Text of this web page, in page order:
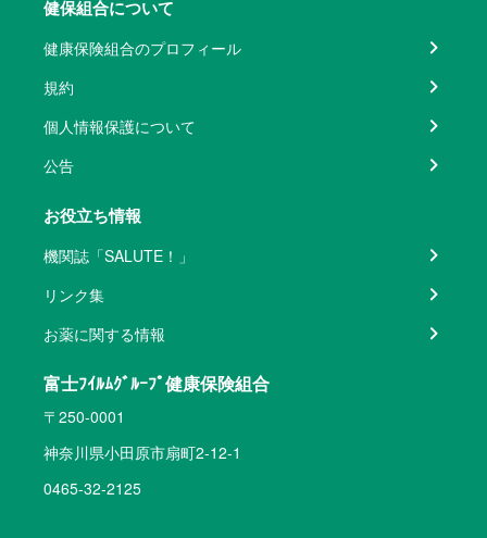
健保組合について
健康保険組合のプロフィール
規約
個人情報保護について
公告
お役立ち情報
機関誌「SALUTE！」
リンク集
お薬に関する情報
富士ﾌｲﾙﾑｸﾞﾙｰﾌﾟ健康保険組合
〒250-0001
神奈川県小田原市扇町2-12-1
0465-32-2125